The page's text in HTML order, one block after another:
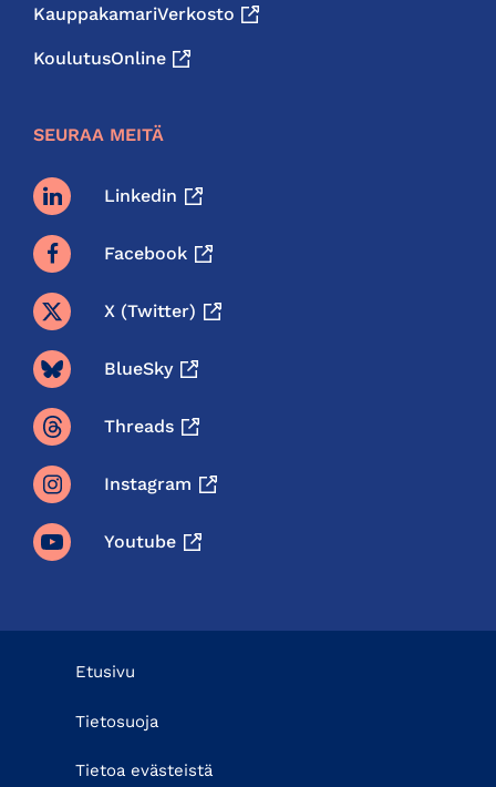
KauppakamariVerkosto
KoulutusOnline
SEURAA MEITÄ
Linkedin
Facebook
X (twitter)
BlueSky
Threads
Instagram
Youtube
Etusivu
Tietosuoja
Tietoa evästeistä